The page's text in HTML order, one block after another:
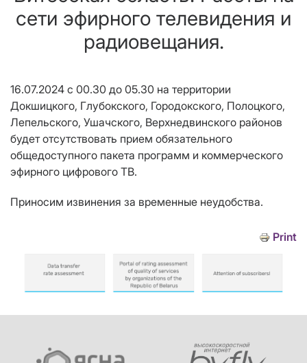
сети эфирного телевидения и
радиовещания.
16.07.2024 с 00.30 до 05.30 на территории
Докшицкого, Глубокского, Городокского, Полоцкого,
Лепельского, Ушачского, Верхнедвинского районов
будет отсутствовать прием обязательного
общедоступного пакета программ и коммерческого
эфирного цифрового ТВ.
Приносим извинения за временные неудобства.
Print